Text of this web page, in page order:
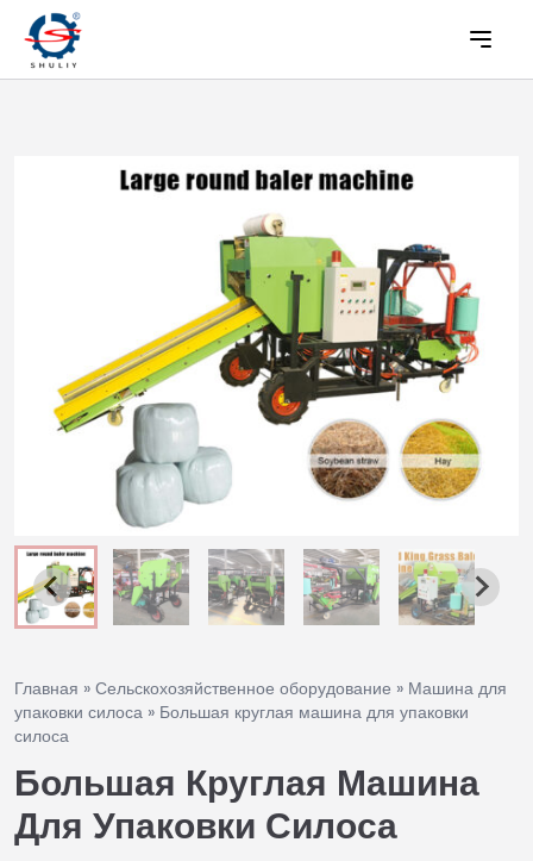
Главная » Сельскохозяйственное оборудование » Машина для
упаковки силоса » Большая круглая машина для упаковки
силоса
Большая Круглая Машина
Для Упаковки Силоса